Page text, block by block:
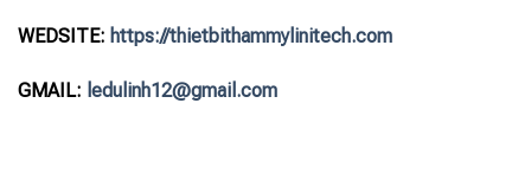
WEDSITE: https://thietbithammylinitech.com
GMAIL: ledulinh12@gmail.com